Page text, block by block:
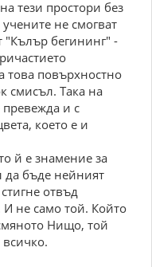
тези простори без
не смогват
"Кълър бегининг" -
това повърхностно
смисъл. Така на
и с
което е и
й е знамение за
да бъде нейният
отвъд
И не само той. Който
Нищо, той